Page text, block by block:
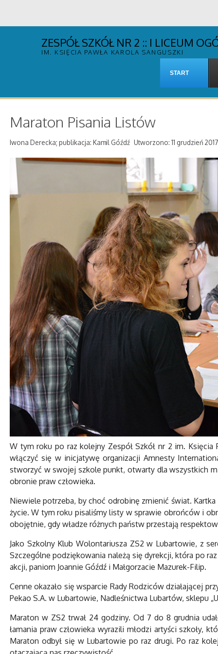
ZESPÓŁ SZKÓŁ NR 2 :: I LICEUM
IM. KSIĘCIA PAWŁA KAROLA SANGUSZKI
START
Maraton Pisania Listów
Iwona Derecka; publikacja: Kamil Góźdź Utworzono: 11 grudzień 2017
W tym roku po raz kolejny Zespół Szkół nr 2 im. Księcia
włączyć się w inicjatywę organizacji Amnesty
stworzyć w swojej szkole punkt, otwarty dla wszystkich
obronie praw człowieka.
Niewiele potrzeba, by choć odrobinę zmienić świat.
życie. W tym roku pisaliśmy listy w sprawie obrońców i
obojętnie, gdy władze różnych państw przestają
Jako Szkolny Klub Wolontariusza ZS2 w Lubartowie, z
Szczególne podziękowania należą się dyrekcji, która po
akcji, paniom Joannie Góźdź i Małgorzacie Mazurek-Filip.
Cenne okazało się wsparcie Rady Rodziców działającej
Pekao S.A. w Lubartowie, Nadleśnictwa Lubartów, sklepu
Maraton w ZS2 trwał 24 godziny. Od 7 do 8 grudnia
łamania praw człowieka wyrazili młodzi artyści szkoły,
Maraton odbył się w Lubartowie po raz drugi. Po raz